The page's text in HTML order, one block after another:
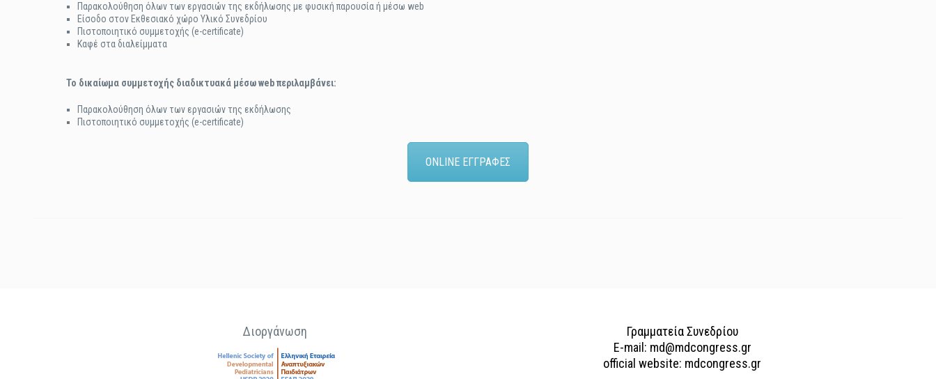
Παρακολούθηση όλων των εργασιών της εκδήλωσης με φυσική παρουσία ή μέσω web
Είσοδο στον Εκθεσιακό χώρο Υλικό Συνεδρίου
Πιστοποιητικό συμμετοχής (e-certificate)
Καφέ στα διαλείμματα
Το δικαίωμα συμμετοχής διαδικτυακά μέσωweb περιλαμβάνει:
Παρακολούθηση όλων των εργασιών της εκδήλωσης
Πιστοποιητικό συμμετοχής (e-certificate)
ONLINE ΕΓΓΡΑΦΕΣ
Διοργάνωση
Γραμματεία Συνεδρίου
E-mail: md@mdcongress.gr
official website: mdcongress.gr